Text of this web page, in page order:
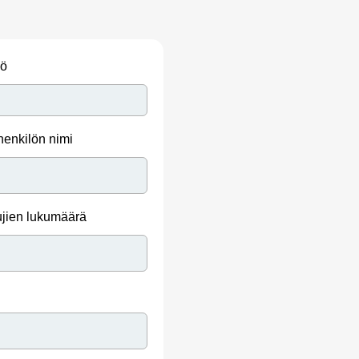
nimi
lukumäärä